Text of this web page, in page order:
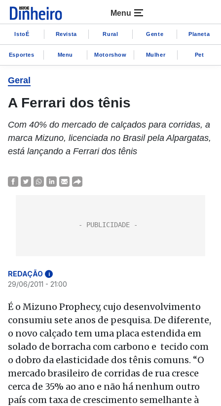
Menu
IstoÉ Revista Rural Gente Planeta
Esportes Menu Motorshow Mulher Pet
Geral
A Ferrari dos tênis
Com 40% do mercado de calçados para corridas, a
marca Mizuno, licenciada no Brasil pela Alpargatas,
está lançando a Ferrari dos tênis
REDAÇÃO i
29/06/2011 - 21:00
É o Mizuno Prophecy, cujo desenvolvimento
consumiu sete anos de pesquisa. De diferente,
o novo calçado tem uma placa estendida em
solado de borracha com carbono e tecido com
o dobro da elasticidade dos tênis comuns. “O
mercado brasileiro de corridas de rua cresce
cerca de 35% ao ano e não há nenhum outro
país com taxa de crescimento semelhante à